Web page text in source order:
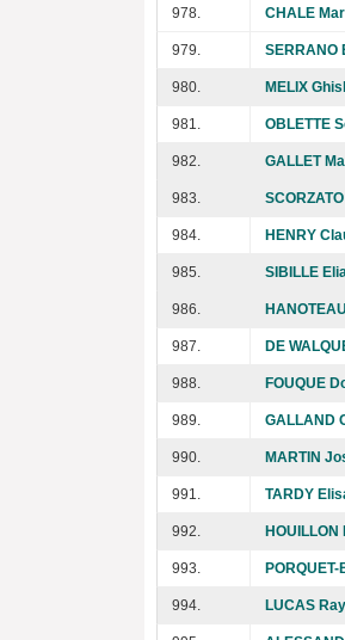
978. CHALE
979. SERRANO
980. MELIX
981. OBLETTE
982. GALLET
983.
984. HENRY
985. SIBILLE
986.
987. DE
988. FOUQUE
989. GALLAND
990. MARTIN
991. TARDY
992.
993.
994. LUCAS